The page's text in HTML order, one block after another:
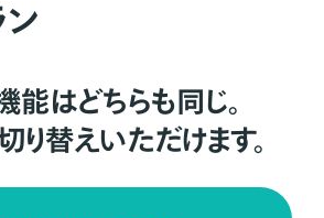
ン
能はどちらも同じ。
り替えいただけます。